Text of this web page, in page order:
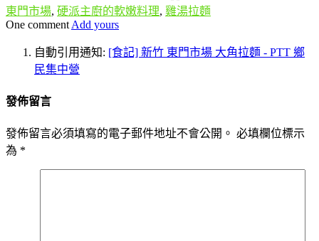
東門市場, 硬派主廚的軟嫩料理, 雞湯拉麵
One comment Add yours
自動引用通知: [食記] 新竹 東門市場 大角拉麵 - PTT 鄉
民集中營
發佈留言
發佈留言必須填寫的電子郵件地址不會公開。 必填欄位標示
為 *